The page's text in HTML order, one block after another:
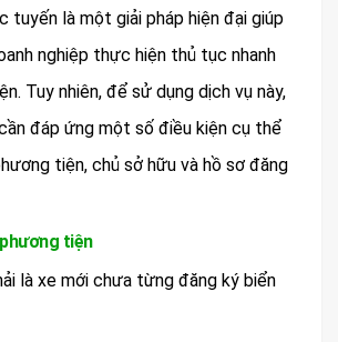
tuyến là một giải pháp hiện đại giúp
nghiệp thực hiện thủ tục nhanh
Tuy nhiên, để sử dụng dịch vụ này,
đáp ứng một số điều kiện cụ thể
tiện, chủ sở hữu và hồ sơ đăng
tiện
là xe mới chưa từng đăng ký biển